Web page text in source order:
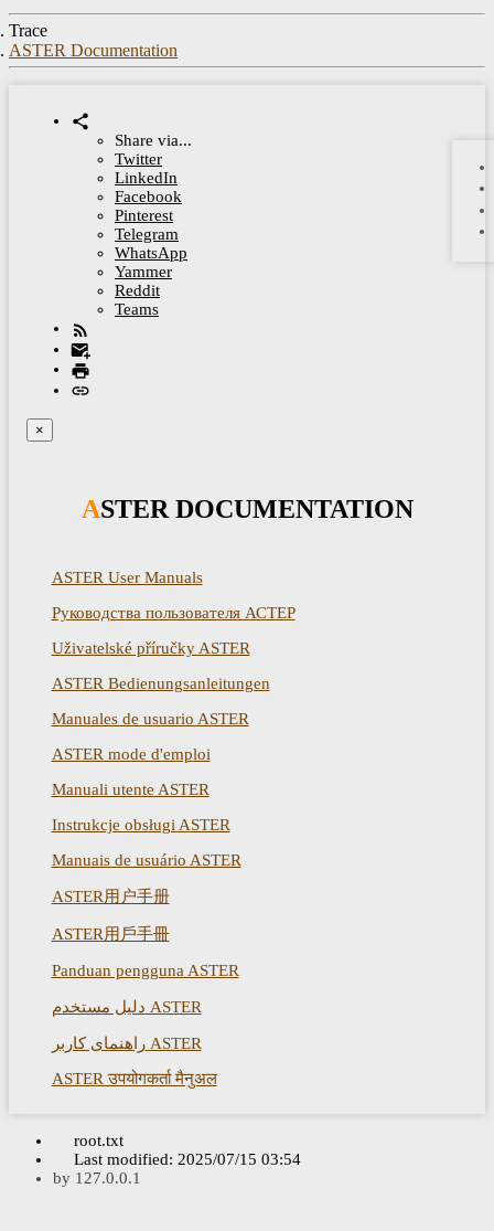
Trace
ASTER Documentation
Share via...
Twitter
LinkedIn
Facebook
Pinterest
Telegram
WhatsApp
Yammer
Reddit
Teams
×
ASTER DOCUMENTATION
ASTER User Manuals
Руководства пользователя АСТЕР
Uživatelské příručky ASTER
ASTER Bedienungsanleitungen
Manuales de usuario ASTER
ASTER mode d'emploi
Manuali utente ASTER
Instrukcje obsługi ASTER
Manuais de usuário ASTER
ASTER用户手册
ASTER用戶手冊
Panduan pengguna ASTER
دليل مستخدم ASTER
راهنمای کاربر ASTER
ASTER उपयोगकर्ता मैनुअल
root.txt
Last modified: 2025/07/15 03:54
by 127.0.0.1